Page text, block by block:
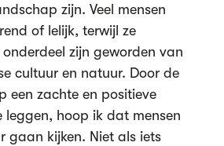
zijn. Veel mensen
of lelijk, terwijl ze
zijn geworden van
cultuur en natuur. Door de
een zachte en positieve
leggen, hoop ik dat mensen
gaan kijken. Niet als iets